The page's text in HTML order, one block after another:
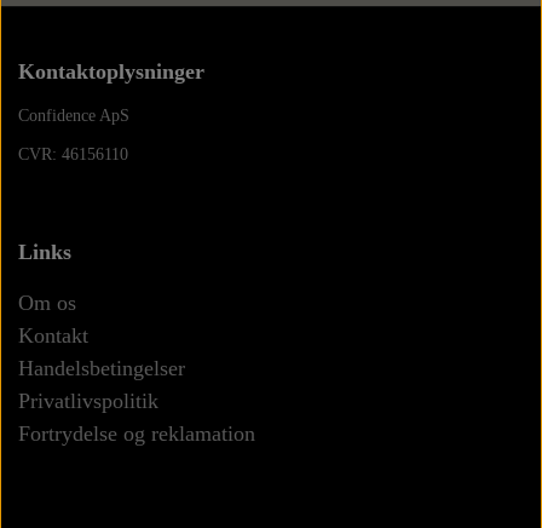
Kontaktoplysninger
Confidence ApS
CVR: 46156110
Links
Om os
Kontakt
Handelsbetingelser
Privatlivspolitik
Fortrydelse og reklamation